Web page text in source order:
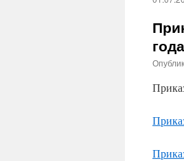
года